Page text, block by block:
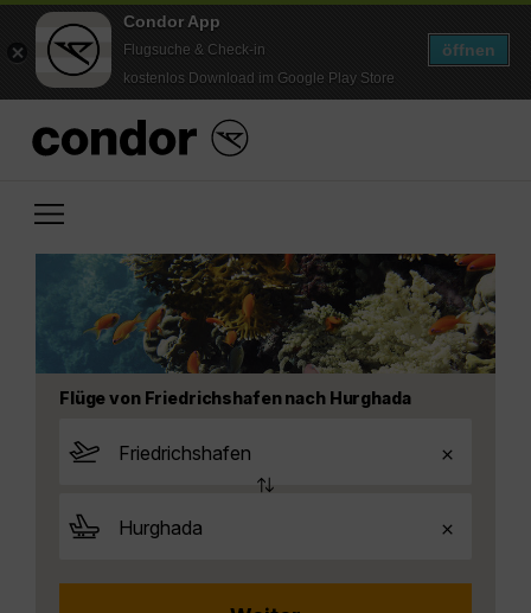
Condor App
Flugsuche & Check-in
kostenlos Download im Google Play Store
öffnen
Flüge von Friedrichshafen nach Hurghada